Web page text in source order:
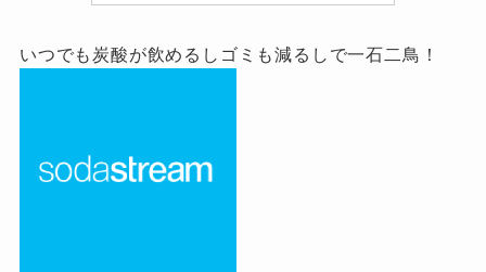
いつでも炭酸が飲めるしゴミも減るしで一石二鳥！